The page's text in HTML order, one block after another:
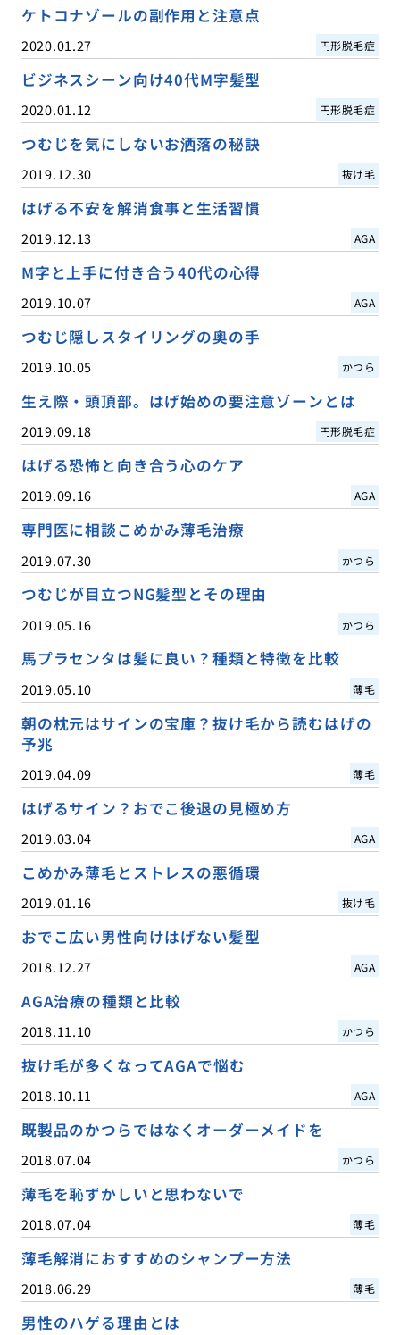
ケトコナゾールの副作用と注意点
2020.01.27 円形脱毛症
ビジネスシーン向け40代M字髪型
2020.01.12 円形脱毛症
つむじを気にしないお洒落の秘訣
2019.12.30 抜け毛
はげる不安を解消食事と生活習慣
2019.12.13 AGA
M字と上手に付き合う40代の心得
2019.10.07 AGA
つむじ隠しスタイリングの奥の手
2019.10.05 かつら
生え際・頭頂部。はげ始めの要注意ゾーンとは
2019.09.18 円形脱毛症
はげる恐怖と向き合う心のケア
2019.09.16 AGA
専門医に相談こめかみ薄毛治療
2019.07.30 かつら
つむじが目立つNG髪型とその理由
2019.05.16 かつら
馬プラセンタは髪に良い？種類と特徴を比較
2019.05.10 薄毛
朝の枕元はサインの宝庫？抜け毛から読むはげの
予兆
2019.04.09 薄毛
はげるサイン？おでこ後退の見極め方
2019.03.04 AGA
こめかみ薄毛とストレスの悪循環
2019.01.16 抜け毛
おでこ広い男性向けはげない髪型
2018.12.27 AGA
AGA治療の種類と比較
2018.11.10 かつら
抜け毛が多くなってAGAで悩む
2018.10.11 AGA
既製品のかつらではなくオーダーメイドを
2018.07.04 かつら
薄毛を恥ずかしいと思わないで
2018.07.04 薄毛
薄毛解消におすすめのシャンプー方法
2018.06.29 薄毛
男性のハゲる理由とは